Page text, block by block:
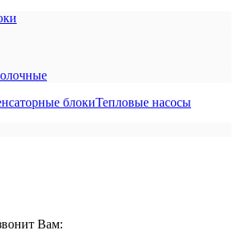
блокиТепловые насосы
Вам: